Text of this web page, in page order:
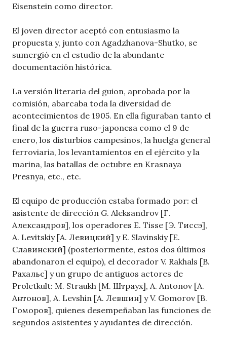
Eisenstein como director.
El joven director aceptó con entusiasmo la
propuesta y, junto con Agadzhanova-Shutko, se
sumergió en el estudio de la abundante
documentación histórica.
La versión literaria del guion, aprobada por la
comisión, abarcaba toda la diversidad de
acontecimientos de 1905. En ella figuraban tanto el
final de la guerra ruso-japonesa como el 9 de
enero, los disturbios campesinos, la huelga general
ferroviaria, los levantamientos en el ejército y la
marina, las batallas de octubre en Krasnaya
Presnya, etc., etc.
El equipo de producción estaba formado por: el
asistente de dirección G. Aleksandrov [Г.
Александров], los operadores E. Tisse [Э. Тиссэ],
A. Levitskiy [А. Левицкий] y E. Slavinskiy [Е.
Славинский] (posteriormente, estos dos últimos
abandonaron el equipo), el decorador V. Rakhals [В.
Рахальс] y un grupo de antiguos actores de
Proletkult: M. Straukh [М. Штраух], A. Antonov [А.
Антонов], A. Levshin [А. Левшин] y V. Gomorov [В.
Гоморов], quienes desempeñaban las funciones de
segundos asistentes y ayudantes de dirección.